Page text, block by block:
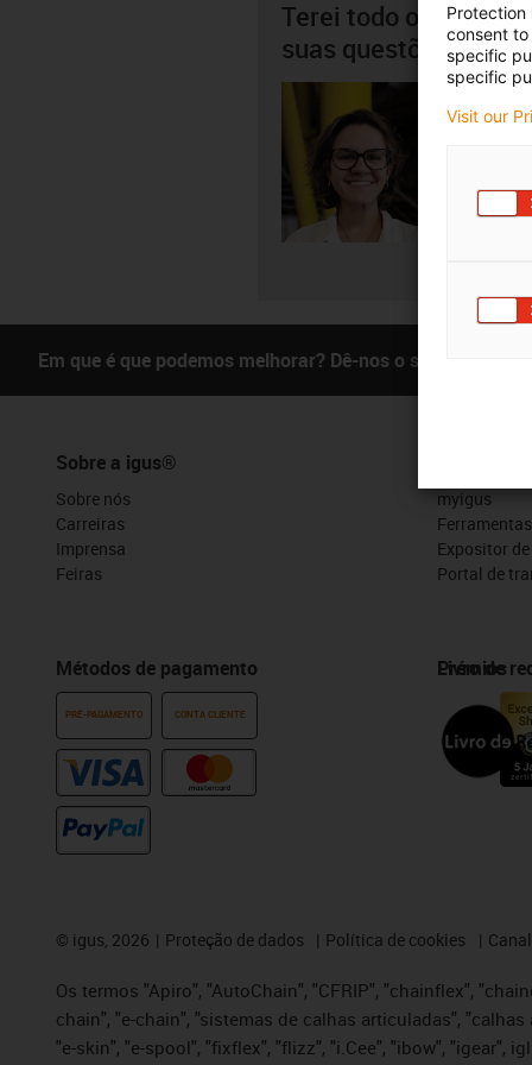
Terei todo o gosto
suas questões
Em que é que podemos melhorar? Dê-nos o seu feedback.
Sobre a igus®
Sobre nós
Carreiras
Imprensa
Feiras
Métodos de pagamento
PRÉ-PAGAMENTO CONTA CLIENTE
myigus
Expositor
Portal de
Prémios
Livro de
© igus, 2026 Proteção de dados Política de cookies
Os termos "Apiro", "AutoChain", "CFRIP", "chainflex",
chain", "e-chain", "sistemas de calhas articuladas",
"e-skin", "e-spool", "fixflex", "flizz", "i.Cee", "ibow", "igear",
Protection
consent
specific
specific
Visit our